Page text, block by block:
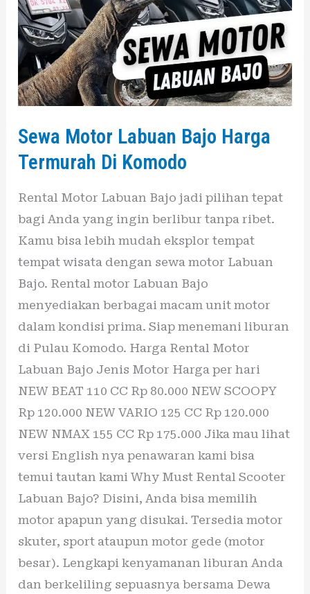
Sewa Motor Labuan Bajo Harga
Termurah Di Komodo
Rental Motor Labuan Bajo jadi pilihan tepat
bagi Anda yang ingin berlibur tanpa ribet.
Kamu bisa lebih mudah eksplor tempat
tempat wisata dengan sewa motor Labuan
Bajo. Rental motor Labuan Bajo
menyediakan berbagai macam unit motor
dalam kondisi prima. Siap menemani liburan
di Pulau Komodo. Harga Rental Motor
Labuan Bajo Jenis Motor Harga per hari
NEW BEAT 110 CC Rp 80.000 NEW SCOOPY
Rp 120.000 NEW VARIO 125 CC Rp 120.000
NEW NMAX 155 CC Rp 175.000 Jika mau lihat
versi English nya penawaran kami bisa
temui tautan kami Why Must Rental Scooter
Labuan Bajo? Disini, Anda bisa memilih
motor apapun yang disukai. Tersedia motor
skuter, sport ataupun motor gede (motor
besar). Lengkapi kenyamanan liburan Anda
dan berkeliling sepuasnya bersama Dewa
Termurah
Di
Komodo